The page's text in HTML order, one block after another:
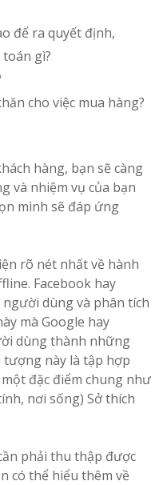
để ra quyết định,
gì?
cho việc mua hàng?
hàng, bạn sẽ càng
và nhiệm vụ của bạn
mình sẽ đáp ứng
rõ nét nhất về hành
Facebook hay
dùng và phân tích
mà Google hay
dùng thành những
này là tập hợp
đặc điểm chung như
nơi sống) Sở thích
phải thu thập được
có thể hiểu thêm về